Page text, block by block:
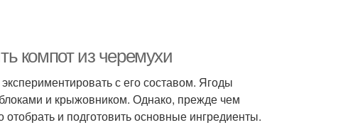
компот из черемухи
с его составом. Ягоды
и крыжовником. Однако, прежде чем
и подготовить основные ингредиенты.